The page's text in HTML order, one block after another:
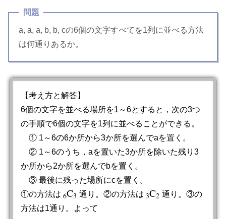
問題
a, a, a, b, b, cの6個の文字すべてを1列に並べる方法
は何通りあるか。
【考え方と解答】
6個の文字を並べる場所を1～6とすると，次の3つ
の手順で6個の文字を1列に並べることができる。
① 1～6の6か所から3か所を選んでaを置く。
② 1～6のうち，aを置いた3か所を除いた残り3
か所から2か所を選んでbを置く。
③ 最後に残った場所にcを置く。
①の方法は6C3
6C3 通り。②の方法は3C2
3C2 通り。③の
方法は1通り。よって